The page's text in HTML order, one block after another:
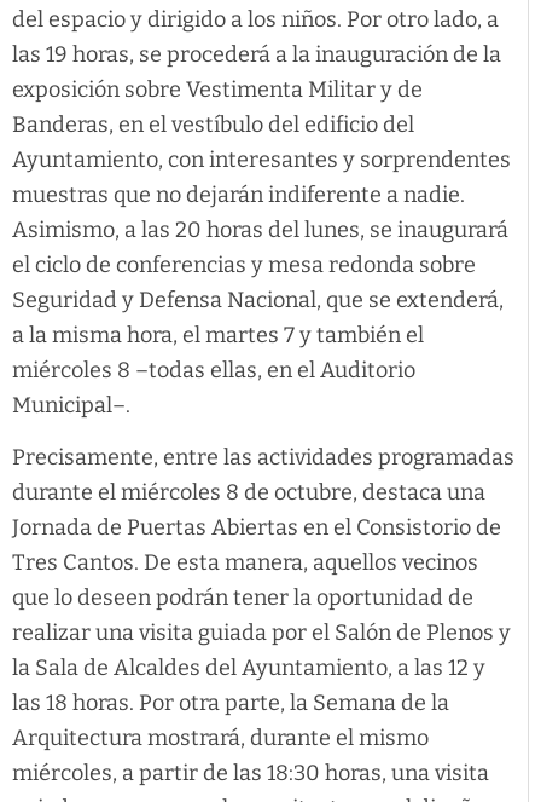
del espacio y dirigido a los niños. Por otro lado, a
las 19 horas, se procederá a la inauguración de la
exposición sobre Vestimenta Militar y de
Banderas, en el vestíbulo del edificio del
Ayuntamiento, con interesantes y sorprendentes
muestras que no dejarán indiferente a nadie.
Asimismo, a las 20 horas del lunes, se inaugurará
el ciclo de conferencias y mesa redonda sobre
Seguridad y Defensa Nacional, que se extenderá,
a la misma hora, el martes 7 y también el
miércoles 8 –todas ellas, en el Auditorio
Municipal–.
Precisamente, entre las actividades programadas
durante el miércoles 8 de octubre, destaca una
Jornada de Puertas Abiertas en el Consistorio de
Tres Cantos. De esta manera, aquellos vecinos
que lo deseen podrán tener la oportunidad de
realizar una visita guiada por el Salón de Plenos y
la Sala de Alcaldes del Ayuntamiento, a las 12 y
las 18 horas. Por otra parte, la Semana de la
Arquitectura mostrará, durante el mismo
miércoles, a partir de las 18:30 horas, una visita